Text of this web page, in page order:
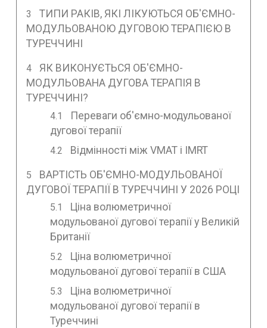
ТИПИ РАКІВ, ЯКІ ЛІКУЮТЬСЯ ОБ'ЄМНО-
МОДУЛЬОВАНОЮ ДУГОВОЮ ТЕРАПІЄЮ В
ТУРЕЧЧИНІ
ЯК ВИКОНУЄТЬСЯ ОБ'ЄМНО-
МОДУЛЬОВАНА ДУГОВА ТЕРАПІЯ В
ТУРЕЧЧИНІ?
Переваги об'ємно-модульованої
дугової терапії
Відмінності між VMAT і IMRT
ВАРТІСТЬ ОБ'ЄМНО-МОДУЛЬОВАНОЇ
ДУГОВОЇ ТЕРАПІЇ В ТУРЕЧЧИНІ У 2026 РОЦІ
Ціна волюметричної
модульованої дугової терапії у Великій
Британії
Ціна волюметричної
модульованої дугової терапії в США
Ціна волюметричної
модульованої дугової терапії в
Туреччині